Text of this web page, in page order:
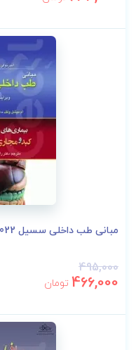
مبانی طب داخلی سسیل 2022 بیماری‌های گوارش کبد و مج...
495,000
466,000 تومان